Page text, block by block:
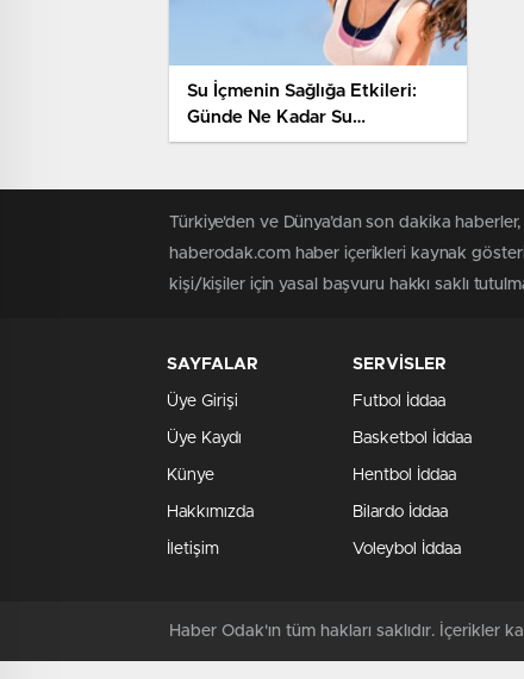
Su İçmenin Sağlığa Etkileri:
Günde Ne Kadar Su
Tüketilmeli?
Türkiye'den ve Dünya’dan son dakika
haberodak.com haber içerikleri kaynak
kişi/kişiler için yasal başvuru hakkı saklı
SAYFALAR
Üye Girişi
Üye Kaydı
Künye
Hakkımızda
İletişim
SERVİSLER
Futbol İddaa
Basketbol İddaa
Hentbol İddaa
Bilardo İddaa
Voleybol İddaa
Haber Odak'ın tüm hakları saklıdır. İçerikler